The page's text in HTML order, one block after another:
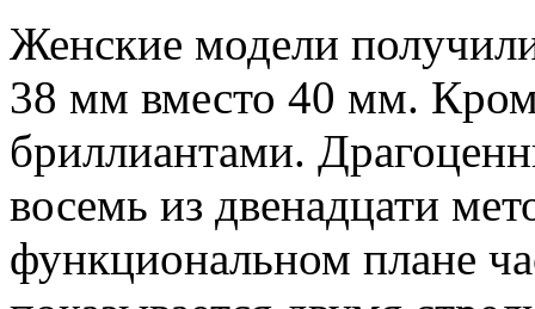
Женские модели
38 мм вместо 40 мм.
бриллиантами.
восемь из двенадцати
функциональном плане